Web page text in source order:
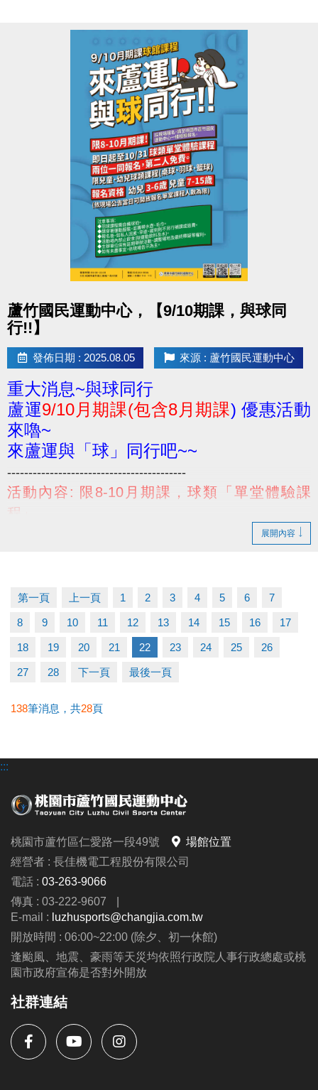
報名請至1樓櫃台~
完整報名還送羽球拍喔!!
小提醒，請詳閱DM上的注意事項喔~
------------------------------------------
若有相關問題，請不吝撥打03-2639066 #114、115
蘆竹國民運動中心，【9/10期課，與球同
行!!】
發佈日期 : 2025.08.05 來源 : 蘆竹國民運動中心
重大消息~與球同行
蘆運9/10月期課(包含8月期課) 優惠活動
來嚕~
來蘆運與「球」同行吧~~
------------------------------------------
活動內容: 限8-10月期課，球類「單堂體驗課
程」
小提醒，請詳閱DM上的注意事項喔~
#體驗課程 #羽球 #桌球 #籃球 #免費
展開內容
第一頁 上一頁 1 2 3 4 5 6 7
8 9 10 11 12 13 14 15 16 17
18 19 20 21 22 23 24 25 26
27 28 下一頁 最後一頁
138筆消息，共28頁
:::
桃園市蘆竹區仁愛路一段49號
場館位置
經營者 : 長佳機電工程股份有限公司
電話 : 03-263-9066
傳真 : 03-222-9607
|
E-mail : luzhusports@changjia.com.tw
開放時間 : 06:00~22:00 (除夕、初一休館)
逢颱風、地震、豪雨等天災均依照行政院人事行政總處或桃
園市政府宣佈是否對外開放
社群連結